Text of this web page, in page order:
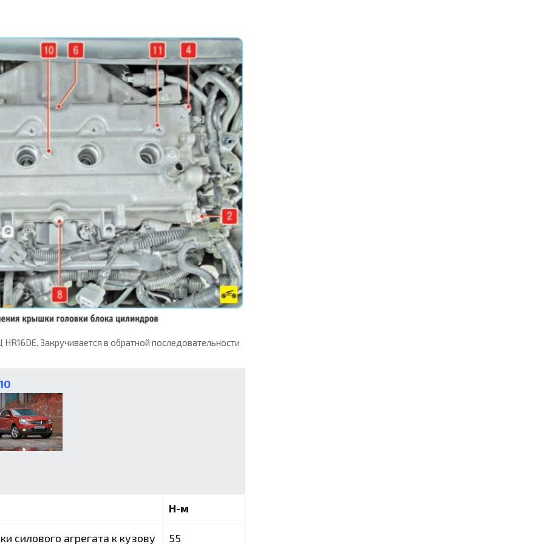
Закручивается в обратной последовательности
Н-м
силового агрегата к кузову 55